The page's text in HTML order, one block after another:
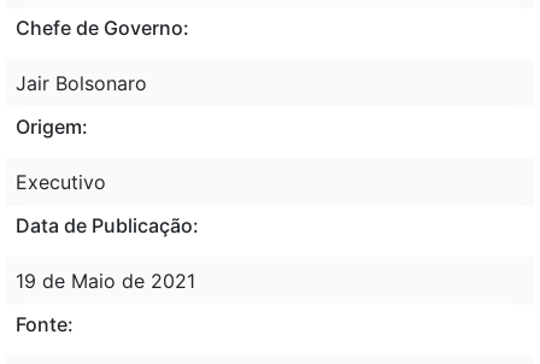
Chefe de Governo:
Jair Bolsonaro
Origem:
Executivo
Data de Publicação:
19 de Maio de 2021
Fonte: